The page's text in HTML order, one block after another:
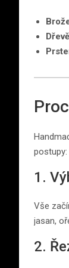
postupy:
1.
Vše
jasan,
2.